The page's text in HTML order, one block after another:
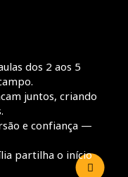
dos 2 aos 5
juntos, criando
e confiança —
partilha o início